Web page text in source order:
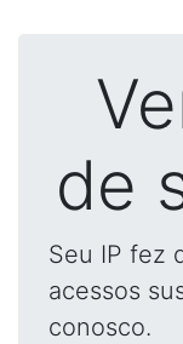
de
Seu IP fez
acessos
conosco.